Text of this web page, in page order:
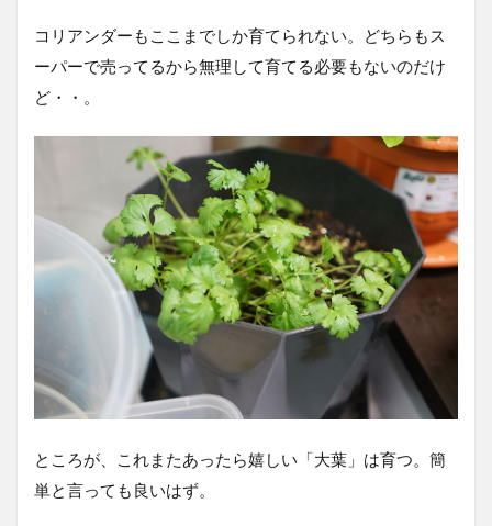
コリアンダーもここまでしか育てられない。どちらもス
ーパーで売ってるから無理して育てる必要もないのだけ
ど・・。
ところが、これまたあったら嬉しい「大葉」は育つ。簡
単と言っても良いはず。